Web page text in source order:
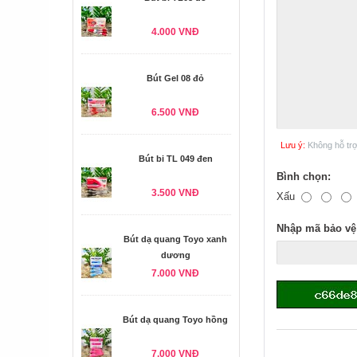
4.000 VNĐ
Bút Gel 08 đỏ
6.500 VNĐ
Bút bi TL 049 đen
3.500 VNĐ
Bút dạ quang Toyo xanh
dương
7.000 VNĐ
Bút dạ quang Toyo hồng
7.000 VNĐ
Lưu ý: Không hỗ
Bình chọn:
Xấu
Nhập mã bảo